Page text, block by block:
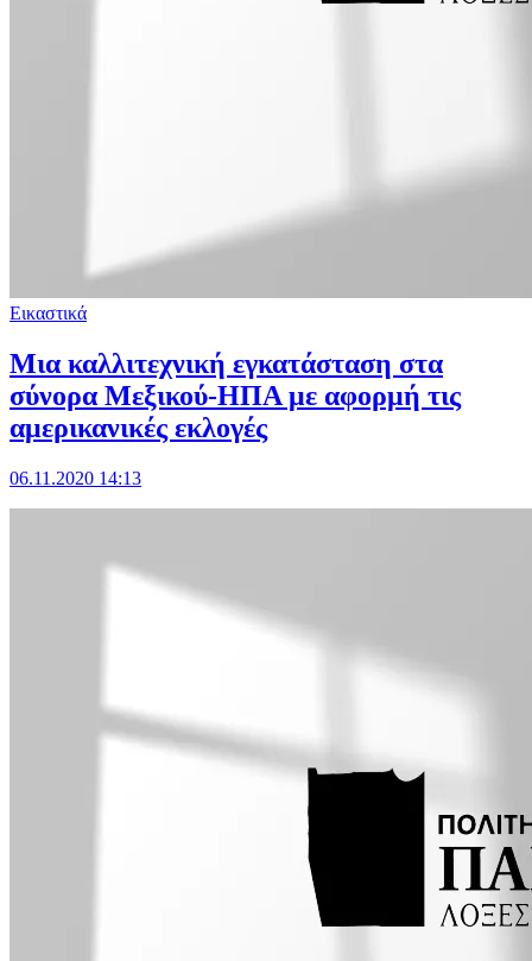
Εικαστικά
Μια καλλιτεχνική εγκατάσταση στα
σύνορα Μεξικού-ΗΠΑ με αφορμή τις
αμερικανικές εκλογές
06.11.2020 14:13